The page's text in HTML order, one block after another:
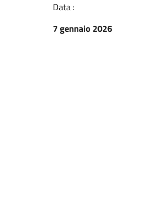
Data :
7 gennaio 2026